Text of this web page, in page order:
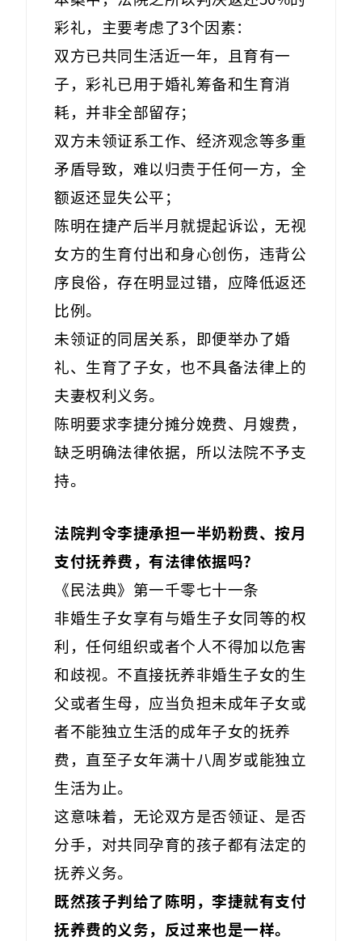
彩礼，主要考虑了3个因素：
双方已共同生活近一年，且育有一
子，彩礼已用于婚礼筹备和生育消
耗，并非全部留存；
双方未领证系工作、经济观念等多重
矛盾导致，难以归责于任何一方，全
额返还显失公平；
陈明在捷产后半月就提起诉讼，无视
女方的生育付出和身心创伤，违背公
序良俗，存在明显过错，应降低返还
比例。
未领证的同居关系，即便举办了婚
礼、生育了子女，也不具备法律上的
夫妻权利义务。
陈明要求李捷分摊分娩费、月嫂费，
缺乏明确法律依据，所以法院不予支
持。
法院判令李捷承担一半奶粉费、按月
支付抚养费，有法律依据吗？
《民法典》第一千零七十一条
非婚生子女享有与婚生子女同等的权
利，任何组织或者个人不得加以危害
和歧视。不直接抚养非婚生子女的生
父或者生母，应当负担未成年子女或
者不能独立生活的成年子女的抚养
费，直至子女年满十八周岁或能独立
生活为止。
这意味着，无论双方是否领证、是否
分手，对共同孕育的孩子都有法定的
抚养义务。
既然孩子判给了陈明，李捷就有支付
抚养费的义务，反过来也是一样。